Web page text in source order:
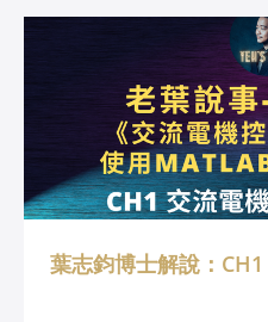
葉志鈞博士解說：